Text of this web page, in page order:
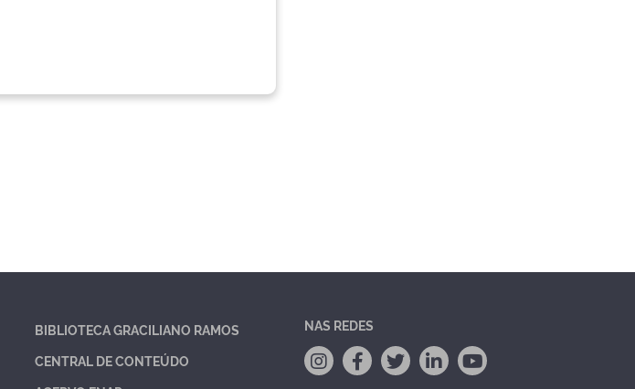
BIBLIOTECA GRACILIANO RAMOS
CENTRAL DE CONTEÚDO
NAS REDES